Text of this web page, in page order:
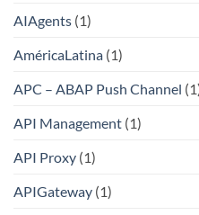
AIAgents (1)
AméricaLatina (1)
APC – ABAP Push Channel
API Management (1)
API Proxy (1)
APIGateway (1)